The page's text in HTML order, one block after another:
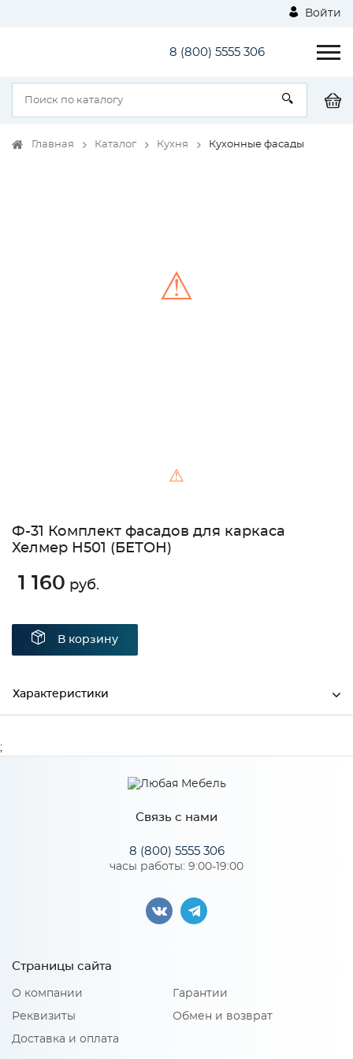
Войти
8 (800) 5555 306
Главная Каталог Кухня Кухонные фасады
⚠
⚠
Ф-31 Комплект фасадов для каркаса
Хелмер Н501 (БЕТОН)
1 160 руб.
В корзину
Характеристики
Связь с нами
8 (800) 5555 306
часы работы: 9:00-19:00
Страницы сайта
О компании
Реквизиты
Доставка и оплата
Гарантии
Обмен и возврат
;